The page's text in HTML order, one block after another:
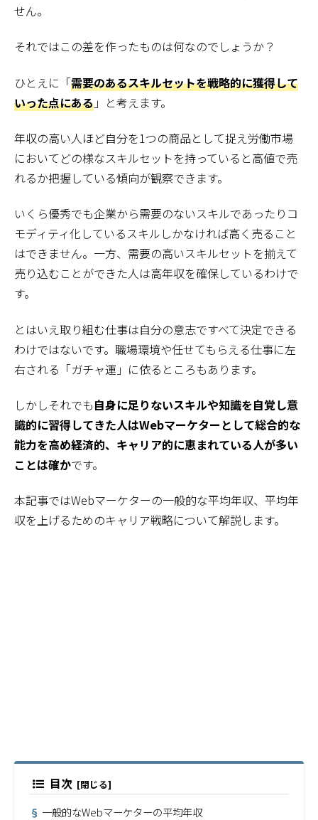
せん。
それではこの差を作ったものは何なのでしょうか？
ひとえに「需要のあるスキルセットを戦略的に獲得して
いった点にある 」と考えます。
年収の高い人ほど自分を1つの商品として捉え労働市場
においてどの様なスキルセットを持っていると高値で売
れるか把握している傾向が観察できます。
いくら優秀でも企業から需要のないスキルであったりコ
モディティ化しているスキルしかなければ高く売ること
はできません。一方、需要の高いスキルセットを揃えて
売り込むことができた人は高年収を確保しているわけで
す。
とはいえ取り組む仕事は自分の意志ですべて決定できる
わけではないです。職場環境や任せてもらえる仕事に左
右される「ガチャ運」に依るところもあります。
しかしそれでも自身に足りないスキルや知識を自覚し意
識的に習得してきた人はWebマーケターとして総合的な
能力を高め経済的、キャリア的に恵まれている人が多い
ことは確かです。
本記事ではWebマーケターの一般的な平均年収、平均年
収を上げるためのキャリア戦略について解説します。
目次
一般的なWebマーケターの平均年収